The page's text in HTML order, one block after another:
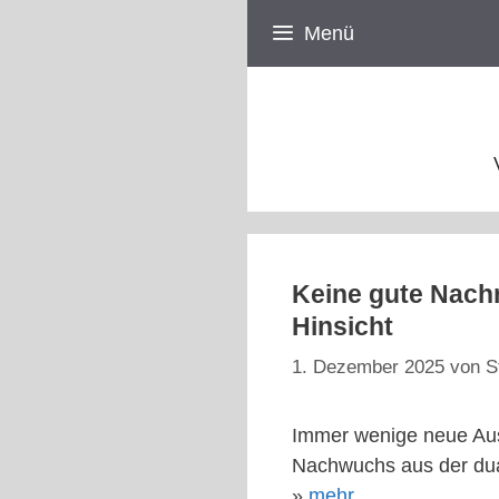
Menü
Keine gute
Hinsicht
1. Dezember 2025 von
Immer wenige neue
Nachwuchs aus der